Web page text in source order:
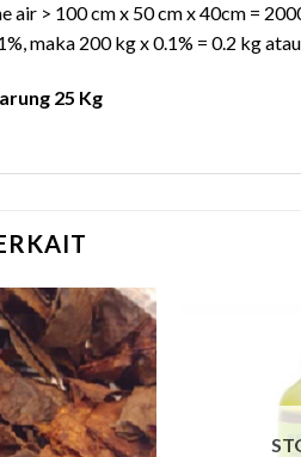
air > 100 cm x 50 cm x 40cm =
maka 200 kg x 0.1% = 0.2 kg
25 Kg